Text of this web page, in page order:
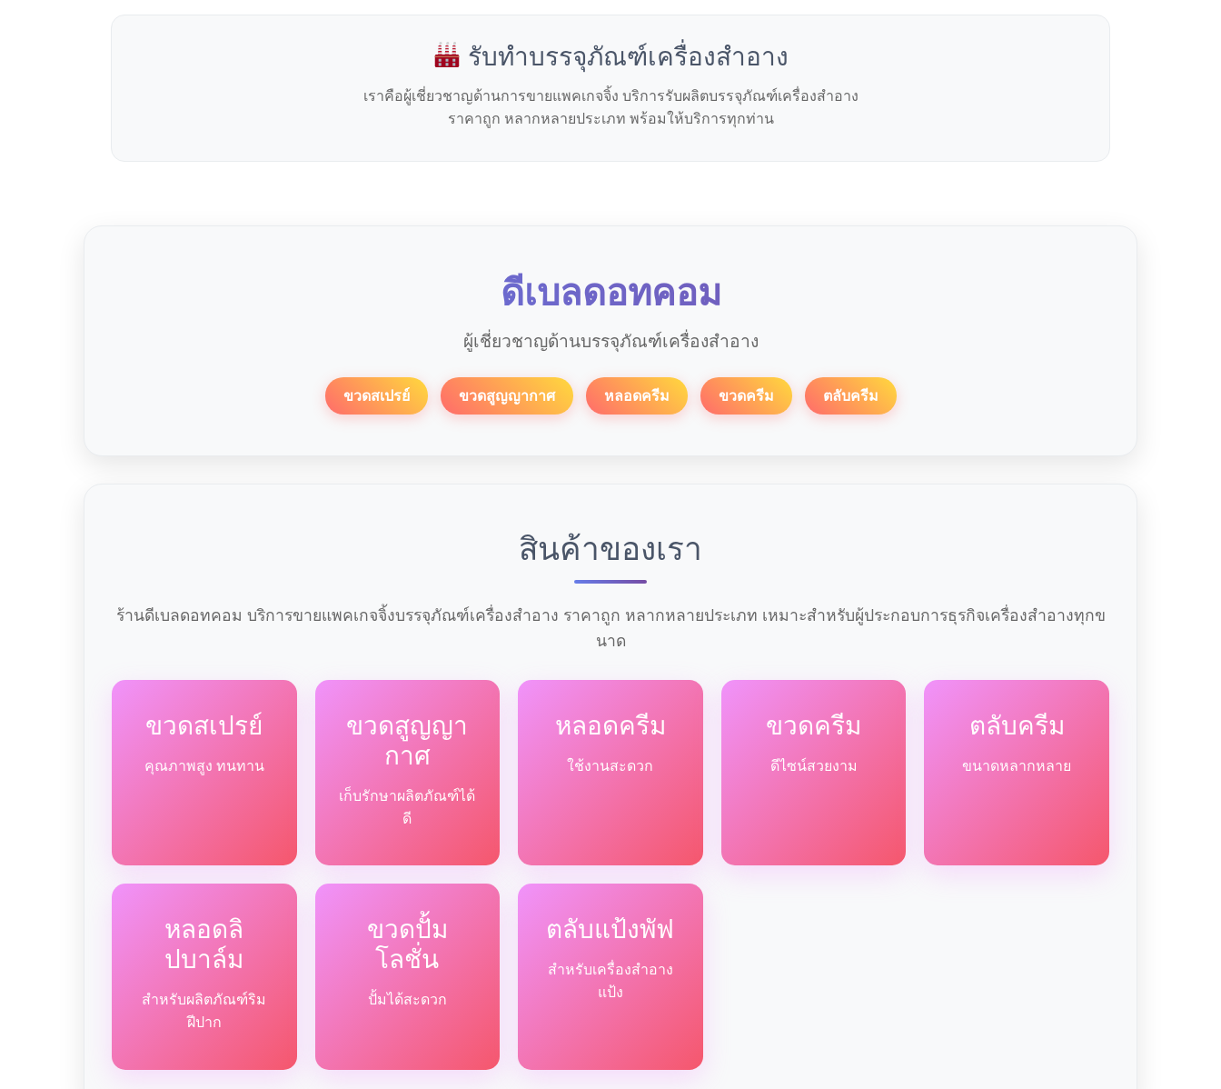
รับทำบรรจุภัณฑ์เครื่องสำอาง
เราคือผู้เชี่ยวชาญด้านการขายแพคเกจจิ้ง บริการรับผลิตบรรจุภัณฑ์เครื่องสำอาง
ราคาถูก หลากหลายประเภท พร้อมให้บริการทุกท่าน
ดีเบลดอทคอม
ผู้เชี่ยวชาญด้านบรรจุภัณฑ์เครื่องสำอาง
ขวดสเปรย์ ขวดสูญญากาศ หลอดครีม ขวดครีม ตลับครีม
สินค้าของเรา
ร้านดีเบลดอทคอม บริการขายแพคเกจจิ้งบรรจุภัณฑ์เครื่องสำอาง ราคาถูก หลากหลายประเภท เหมาะสำหรับผู้ประกอบการธุรกิจเครื่องสำอางทุกข
นาด
ขวดสเปรย์
คุณภาพสูง ทนทาน
ขวดสูญญา
กาศ
เก็บรักษาผลิตภัณฑ์ได้
ดี
หลอดครีม
ใช้งานสะดวก
ขวดครีม
ดีไซน์สวยงาม
ตลับครีม
ขนาดหลากหลาย
หลอดลิ
ปบาล์ม
สำหรับผลิตภัณฑ์ริม
ฝีปาก
ขวดปั้ม
โลชั่น
ปั้มได้สะดวก
ตลับแป้งพัฟ
สำหรับเครื่องสำอาง
แป้ง